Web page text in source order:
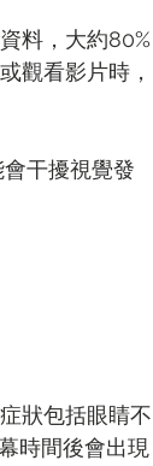
料，大約80%
觀看影片時，
干擾視覺發
狀包括眼睛不
時間後會出現